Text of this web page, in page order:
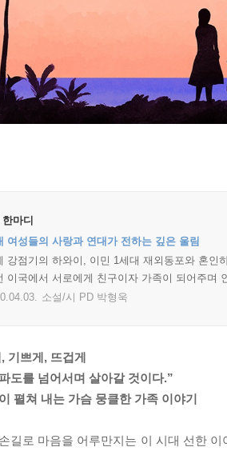
한마디
여성들의 사랑과 연대가 전하는 깊은 울림
강점기의 하와이, 이민 1세대 재외동포와 혼
이국에서 서로에게 친구이자 가족이 되어주며
소설/시 PD 박형욱
기쁘게, 뜨겁게
도를 넘어서며 살아갈 것이다.”
펼쳐 내는 가슴 뭉클한 가족 이야기
길로 마음을 어루만지는 이 시대 선한